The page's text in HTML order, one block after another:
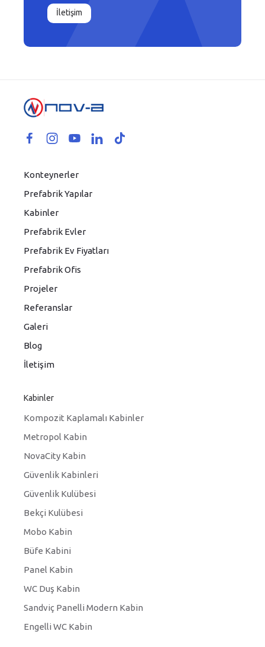
İletişim
Konteynerler
Prefabrik Yapılar
Kabinler
Prefabrik Evler
Prefabrik Ev Fiyatları
Prefabrik Ofis
Projeler
Referanslar
Galeri
Blog
İletişim
Kabinler
Kompozit Kaplamalı Kabinler
Metropol Kabin
NovaCity Kabin
Güvenlik Kabinleri
Güvenlik Kulübesi
Bekçi Kulübesi
Mobo Kabin
Büfe Kabini
Panel Kabin
WC Duş Kabin
Sandviç Panelli Modern Kabin
Engelli WC Kabin